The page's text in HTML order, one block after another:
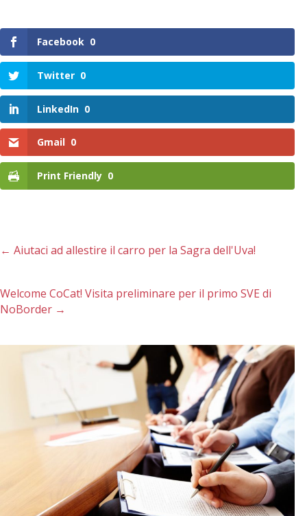
Facebook 0
Twitter 0
LinkedIn 0
Gmail 0
Print Friendly 0
← Aiutaci ad allestire il carro per la Sagra dell'Uva!
Welcome CoCat! Visita preliminare per il primo SVE di
NoBorder →